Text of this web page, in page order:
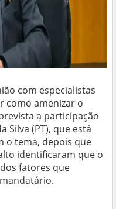
com especialistas
como amenizar o
a participação
Silva (PT), que está
o tema, depois que
identificaram que o
fatores que